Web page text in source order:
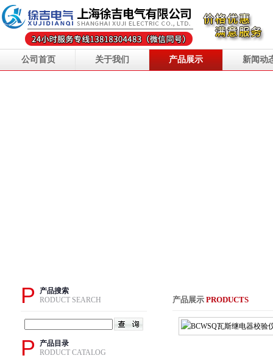
公司首页 关于我们 产品展示 新闻动
产品展示 PRODUCTS
P
产品搜索
RODUCT SEARCH
P
产品目录
RODUCT CATALOG